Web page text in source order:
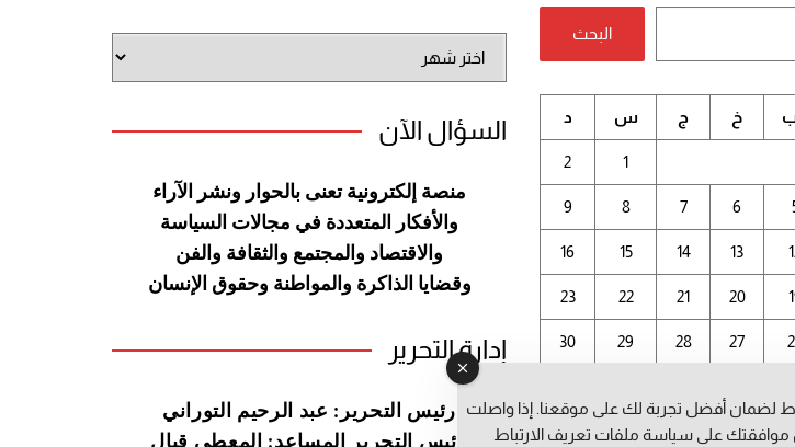
البحث
أغسطس 2026
خ ج س د
1
2
6
7
8
9
13
14
15
16
20
21
22
23
27
28
29
30
الموقع
السؤال الآن
منصة إلكترونية تعنى بالحوار ونشر
الآراء
والأفكار المتعددة في مجالات السياسة
والاقتصاد والمجتمع والثقافة والفن
وقضايا الذاكرة والمواطنة وحقوق الإنسان
إدارة التحرير
رئيس التحرير: عبد الرحيم التوراني
رئيس التحرير المساعد: المعطي قبال
لضمان أفضل تجربة لك على موقعنا. إذا واصلت
على سياسة ملفات تعريف الارتباط